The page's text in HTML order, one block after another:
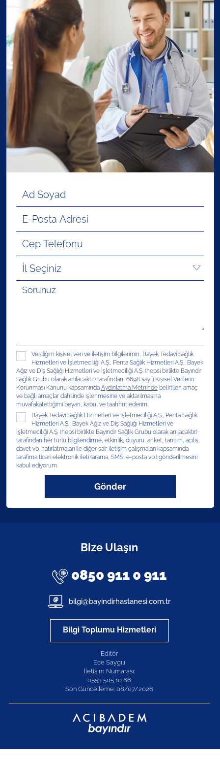
Verdiğim kişisel veri ve iletişim bilgilerimin, Bayek Tedavi Sağlık
Hizmetleri ve İşletmeciliği A.Ş., Penta Sağlık Hizmetleri A.Ş., Bayek
Ağız ve Diş Sağlığı Hizmetleri ve İşletmeciliği A.Ş. (hepsi birlikte Bayındır
Sağlık Grubu olarak anılacaktır) tarafından, 6698 sayılı Kişisel Verilerin
Korunması Kanunu kapsamında Aydınlatma Metnindebelirtilen amaç
ve bağlı amaçlar dahilinde işlenmesine ve aktarılmasına
muvafakatettiğimi beyan, kabul ve taahhüt ederim.
Bayek Tedavi Sağlık Hizmetleri ve İşletmeciliği A.Ş., Penta Sağlık
Hizmetleri A.Ş., Bayek Ağız ve Diş Sağlığı Hizmetleri ve
İşletmeciliği A.Ş. (hepsi birlikte Bayındır Sağlık Grubu olarak anılacaktır)
tarafından her türlü bilgilendirme, etkinlik, duyuru, anket, tanıtım, açılış,
davet vb. hatırlatmaları ile diğer sair iletişim çalışmaları kapsamında
tarafıma ticari elektronik ileti (arama, SMS, e-posta vb.) gönderilmesini
kabul ediyorum.
Gönder
Bize Ulaşın
0850 911 0 911
bilgi@bayindirhastanesi.com.tr
Bilgi Toplumu Hizmetleri
Editör
Ece Saygılı
İletişim Numarası:
0553 505 10 66
Son Güncelleme: 08/07/2026